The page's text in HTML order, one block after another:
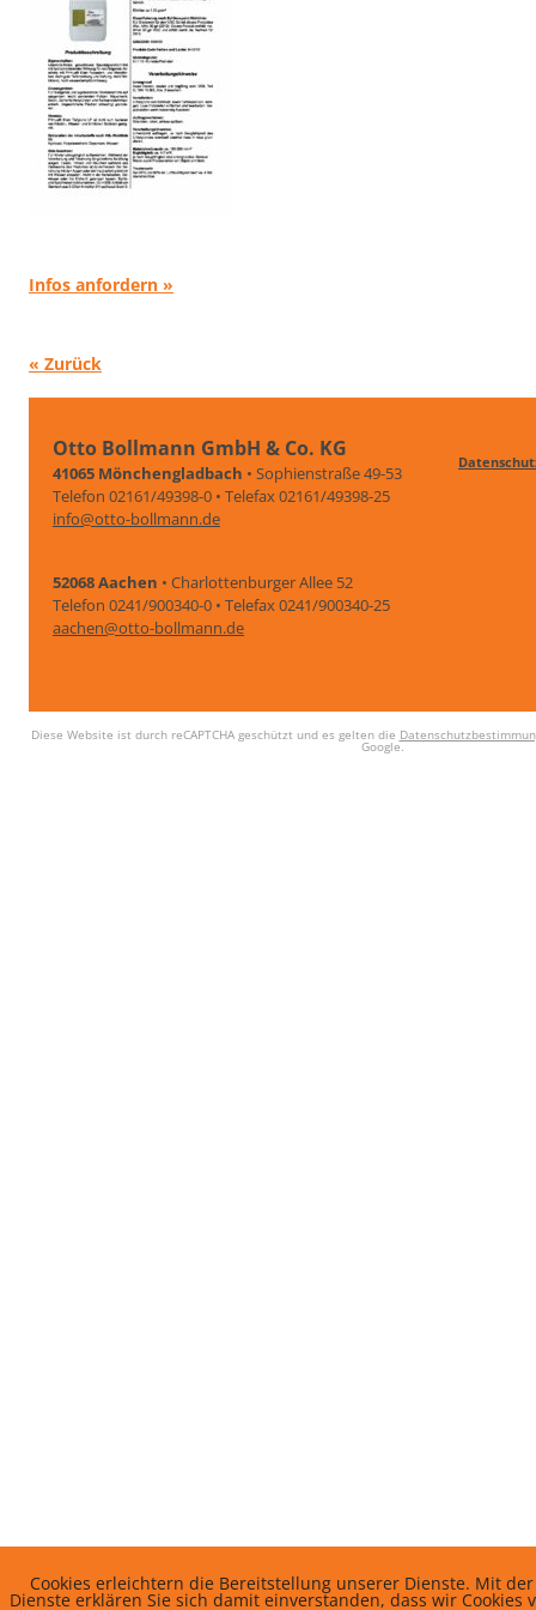
Infos anfordern »
« Zurück
Otto Bollmann GmbH & Co. KG
41065 Mönchengladbach • Sophienstraße 49-53
Telefon 02161/49398-0 • Telefax 02161/49398-25
info@otto-bollmann.de
52068 Aachen • Charlottenburger Allee 52
Telefon 0241/900340-0 • Telefax 0241/900340-25
aachen@otto-bollmann.de
Diese Website ist durch reCAPTCHA geschützt und es gelten die
Google.
Cookies erleichtern die Bereitstellung unserer Dienste. Mit
Dienste erklären Sie sich damit einverstanden, dass wir Cookies